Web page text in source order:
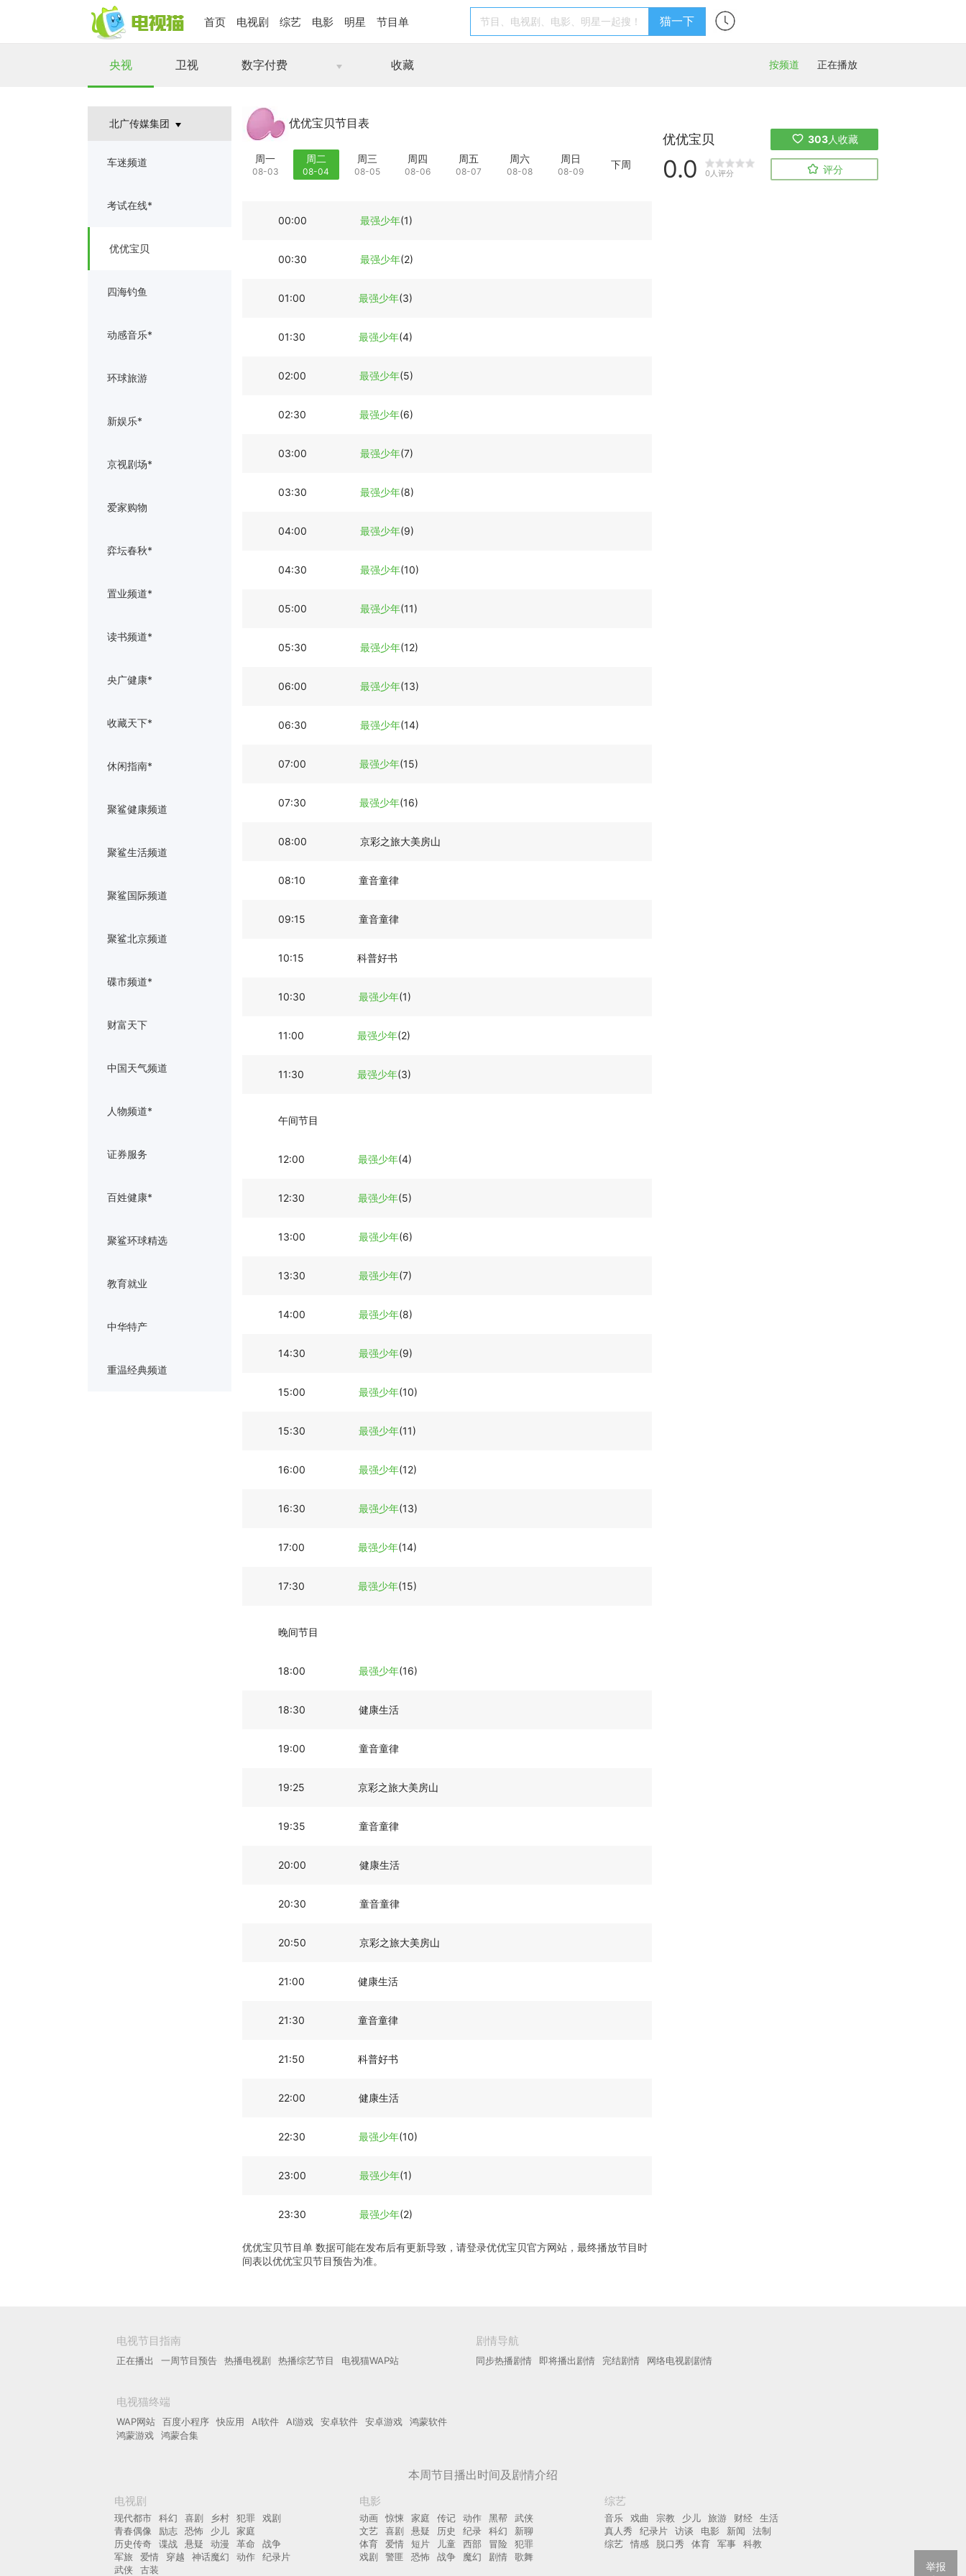
首页 电视剧 综艺 电影 明星 节目单 猫一下
央视 卫视 数字付费 收藏 按频道 正在播放
北广传媒集团
车迷频道
考试在线*
优优宝贝
四海钓鱼
动感音乐*
环球旅游
新娱乐*
京视剧场*
爱家购物
弈坛春秋*
置业频道*
读书频道*
央广健康*
收藏天下*
休闲指南*
聚鲨健康频道
聚鲨生活频道
聚鲨国际频道
聚鲨北京频道
碟市频道*
财富天下
中国天气频道
人物频道*
证券服务
百姓健康*
聚鲨环球精选
教育就业
中华特产
重温经典频道
优优宝贝节目表
周一
08-03
周二
08-04
周三
08-05
周四
08-06
周五
08-07
周六
08-08
周日
08-09
下周
00:00 最强少年(1)
00:30 最强少年(2)
01:00 最强少年(3)
01:30 最强少年(4)
02:00 最强少年(5)
02:30 最强少年(6)
03:00 最强少年(7)
03:30 最强少年(8)
04:00 最强少年(9)
04:30 最强少年(10)
05:00 最强少年(11)
05:30 最强少年(12)
06:00 最强少年(13)
06:30 最强少年(14)
07:00 最强少年(15)
07:30 最强少年(16)
08:00 京彩之旅大美房山
08:10 童音童律
09:15 童音童律
10:15 科普好书
10:30 最强少年(1)
11:00 最强少年(2)
11:30 最强少年(3)
午间节目
12:00 最强少年(4)
12:30 最强少年(5)
13:00 最强少年(6)
13:30 最强少年(7)
14:00 最强少年(8)
14:30 最强少年(9)
15:00 最强少年(10)
15:30 最强少年(11)
16:00 最强少年(12)
16:30 最强少年(13)
17:00 最强少年(14)
17:30 最强少年(15)
晚间节目
18:00 最强少年(16)
18:30 健康生活
19:00 童音童律
19:25 京彩之旅大美房山
19:35 童音童律
20:00 健康生活
20:30 童音童律
20:50 京彩之旅大美房山
21:00 健康生活
21:30 童音童律
21:50 科普好书
22:00 健康生活
22:30 最强少年(10)
23:00 最强少年(1)
23:30 最强少年(2)
优优宝贝节目单 数据可能在发布后有更新导致，请登录优优宝贝官方网站，最终播放节目时
间表以优优宝贝节目预告为准。
优优宝贝 303人收藏
0.0 0人评分 评分
电视节目指南
正在播出 一周节目预告 热播电视剧 热播综艺节目 电视猫WAP站
剧情导航
同步热播剧情 即将播出剧情 完结剧情 网络电视剧剧情
电视猫终端
WAP网站 百度小程序 快应用 AI软件 AI游戏 安卓软件 安卓游戏
鸿蒙软件
鸿蒙游戏
鸿蒙合集
本周节目播出时间及剧情介绍
电视剧
现代都市 科幻 喜剧 乡村 犯罪
戏剧
青春偶像
励志 恐怖 少儿
家庭
历史传奇
谍战 悬疑 动漫 革命
战争
军旅
爱情 穿越 神话魔幻 动作
纪录片
武侠
古装
电影
动画 惊悚 家庭 传记 动作 黑帮
武侠
文艺
喜剧 悬疑 历史 纪录 科幻
新聊
体育
爱情 短片 儿童 西部 冒险
犯罪
戏剧
警匪 恐怖 战争 魔幻 剧情 歌舞
综艺
音乐 戏曲 宗教 少儿 旅游 财经
生活
真人秀
纪录片 访谈 电影 新闻
法制
综艺
情感 脱口秀 体育 军事 科教
举报